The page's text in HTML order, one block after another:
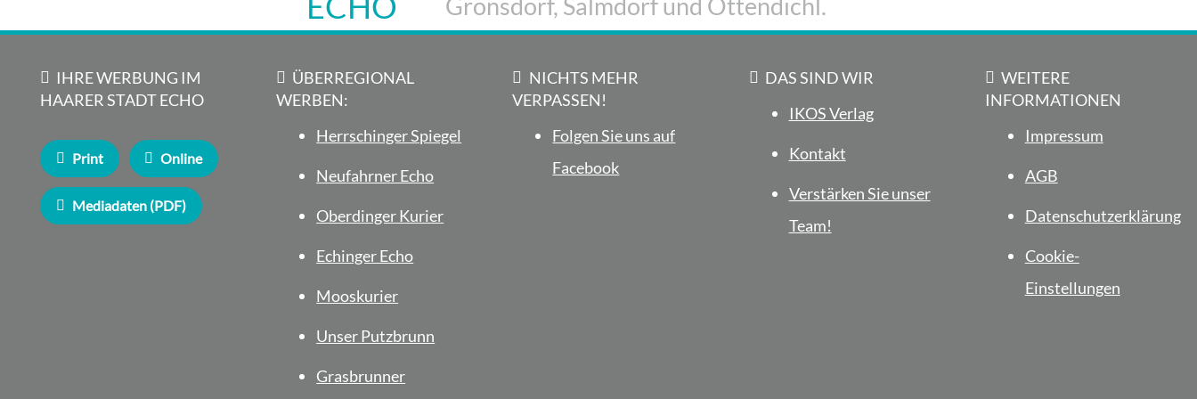
IHRE WERBUNG IM
HAARER STADT ECHO
Print Online
Mediadaten (PDF)
ÜBERREGIONAL
WERBEN:
Herrschinger Spiegel
Neufahrner Echo
Oberdinger Kurier
Echinger Echo
Mooskurier
Unser Putzbrunn
Grasbrunner
NICHTS MEHR
VERPASSEN!
Folgen Sie uns auf
Facebook
DAS SIND WIR
IKOS Verlag
Kontakt
Verstärken Sie unser
Team!
WEITERE
INFORMATIONEN
Impressum
AGB
Datenschutzerklärung
Cookie-
Einstellungen